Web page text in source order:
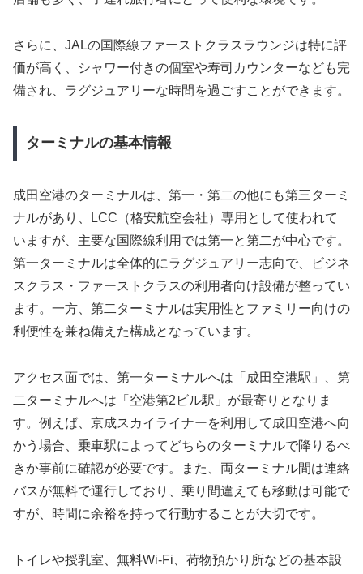
さらに、JALの国際線ファーストクラスラウンジは特に評
価が高く、シャワー付きの個室や寿司カウンターなども完
備され、ラグジュアリーな時間を過ごすことができます。
ターミナルの基本情報
成田空港のターミナルは、第一・第二の他にも第三ターミ
ナルがあり、LCC（格安航空会社）専用として使われて
いますが、主要な国際線利用では第一と第二が中心です。
第一ターミナルは全体的にラグジュアリー志向で、ビジネ
スクラス・ファーストクラスの利用者向け設備が整ってい
ます。一方、第二ターミナルは実用性とファミリー向けの
利便性を兼ね備えた構成となっています。
アクセス面では、第一ターミナルへは「成田空港駅」、第
二ターミナルへは「空港第2ビル駅」が最寄りとなりま
す。例えば、京成スカイライナーを利用して成田空港へ向
かう場合、乗車駅によってどちらのターミナルで降りるべ
きか事前に確認が必要です。また、両ターミナル間は連絡
バスが無料で運行しており、乗り間違えても移動は可能で
すが、時間に余裕を持って行動することが大切です。
トイレや授乳室、無料Wi-Fi、荷物預かり所などの基本設